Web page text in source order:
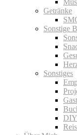
Getränke
Sonstige
Sonstiges
DIY